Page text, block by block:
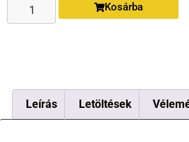
Kosárba
Leírás Letöltések